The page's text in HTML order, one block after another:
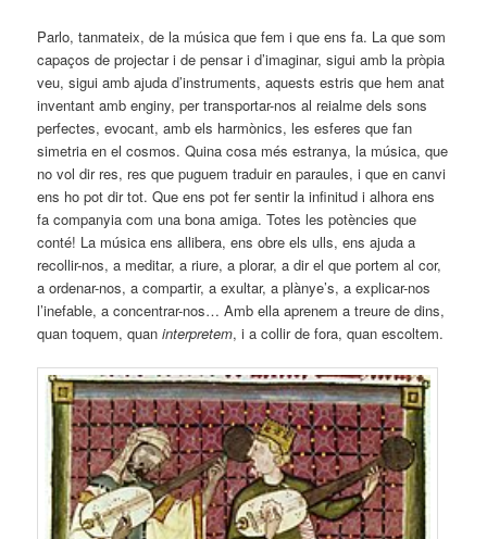
Parlo, tanmateix, de la música que fem i que ens fa. La que som
capaços de projectar i de pensar i d’imaginar, sigui amb la pròpia
veu, sigui amb ajuda d’instruments, aquests estris que hem anat
inventant amb enginy, per transportar-nos al reialme dels sons
perfectes, evocant, amb els harmònics, les esferes que fan
simetria en el cosmos. Quina cosa més estranya, la música, que
no vol dir res, res que puguem traduir en paraules, i que en canvi
ens ho pot dir tot. Que ens pot fer sentir la infinitud i alhora ens
fa companyia com una bona amiga. Totes les potències que
conté! La música ens allibera, ens obre els ulls, ens ajuda a
recollir-nos, a meditar, a riure, a plorar, a dir el que portem al cor,
a ordenar-nos, a compartir, a exultar, a plànye’s, a explicar-nos
l’inefable, a concentrar-nos… Amb ella aprenem a treure de dins,
quan toquem, quaninterpretem, i a collir de fora, quan escoltem.